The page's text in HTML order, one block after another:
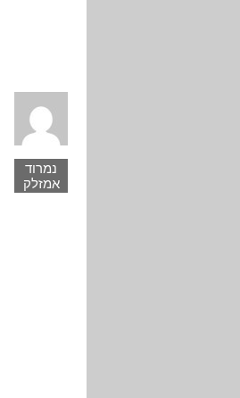
נמרוד
אמזלק